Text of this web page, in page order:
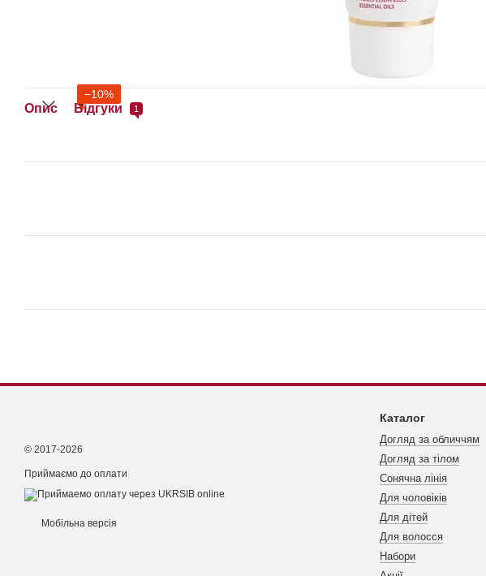
−10%
Опис Відгуки 1
© 2017-2026
Приймаємо до оплати
Мобільна версія
Каталог
Догляд за обличчям
Догляд за тілом
Сонячна лінія
Для чоловіків
Для дітей
Для волосся
Набори